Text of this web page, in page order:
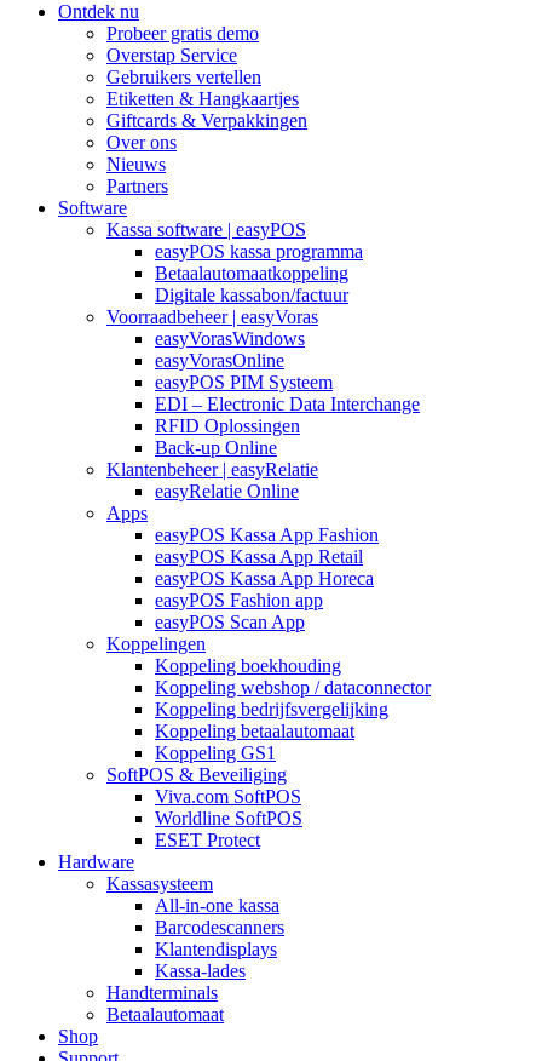
Ontdek nu
Probeer gratis demo
Overstap Service
Gebruikers vertellen
Etiketten & Hangkaartjes
Giftcards & Verpakkingen
Over ons
Nieuws
Partners
Software
Kassa software | easyPOS
easyPOS kassa programma
Betaalautomaatkoppeling
Digitale kassabon/factuur
Voorraadbeheer | easyVoras
easyVorasWindows
easyVorasOnline
easyPOS PIM Systeem
EDI – Electronic Data Interchange
RFID Oplossingen
Back-up Online
Klantenbeheer | easyRelatie
easyRelatie Online
Apps
easyPOS Kassa App Fashion
easyPOS Kassa App Retail
easyPOS Kassa App Horeca
easyPOS Fashion app
easyPOS Scan App
Koppelingen
Koppeling boekhouding
Koppeling webshop / dataconnector
Koppeling bedrijfsvergelijking
Koppeling betaalautomaat
Koppeling GS1
SoftPOS & Beveiliging
Viva.com SoftPOS
Worldline SoftPOS
ESET Protect
Hardware
Kassasysteem
All-in-one kassa
Barcodescanners
Klantendisplays
Kassa-lades
Handterminals
Betaalautomaat
Shop